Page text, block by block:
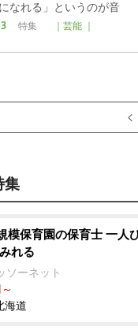
なれる」というのが音
特集 ｜芸能 ｜
集
模保育園の保育士 一人
れる
ソーネット
海道